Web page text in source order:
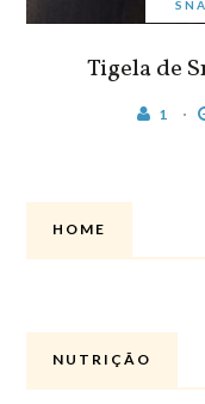
Tigela de
1
HOME
NUTRIÇÃO